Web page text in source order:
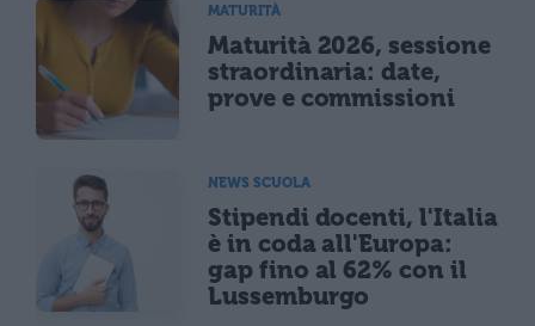
MATURITÀ
Maturità 2026, sessione
straordinaria: date,
prove e commissioni
NEWS SCUOLA
Stipendi docenti, l'Italia
è in coda all'Europa:
gap fino al 62% con il
Lussemburgo